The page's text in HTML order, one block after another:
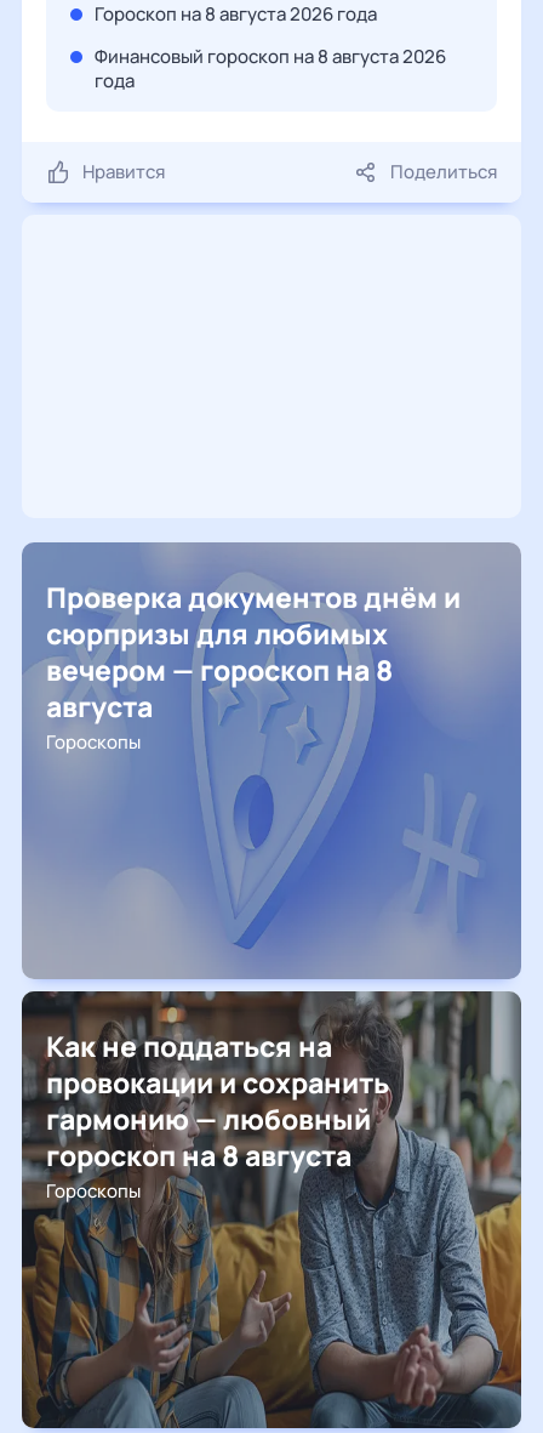
Гороскоп на 8 августа 2026 года
Финансовый гороскоп на 8 августа 2026
года
Нравится Поделиться
Проверка документов днём и
сюрпризы для любимых
вечером — гороскоп на 8
августа
Гороскопы
Как не поддаться на
провокации и сохранить
гармонию — любовный
гороскоп на 8 августа
Гороскопы